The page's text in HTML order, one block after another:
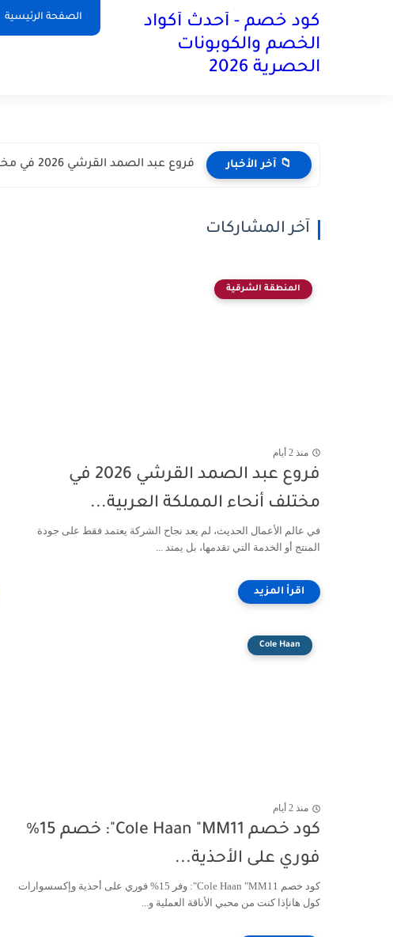
الصفحة الرئيسية
كود خصم - أحدث أكواد
الخصم والكوبونات
الحصرية 2026
📁 آخر الأخبار فروع عبد الصمد القرشي 2026 في مختلف أنحاء المملكة العربية...
آخر المشاركات
المنطقة الشرقية
منذ 2 أيام
فروع عبد الصمد القرشي 2026 في
مختلف أنحاء المملكة العربية...
في عالم الأعمال الحديث، لم يعد نجاح الشركة يعتمد فقط على جودة
المنتج أو الخدمة التي تقدمها، بل يمتد ...
Cole Haan
منذ 2 أيام
كود خصم Cole Haan "MM11": خصم 15%
فوري على الأحذية...
كود خصم Cole Haan "MM11": وفر 15% فوري على أحذية وإكسسوارات
كول هانإذا كنت من محبي الأناقة العملية و...